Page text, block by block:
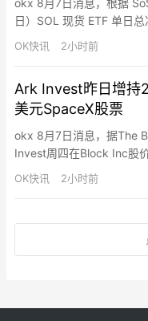
okx 8月7日消息，根据
日）SOL 现货 ETF 单日
Solana Fund ETF(FSOL)
前历史总净流入达 1.95
OK快讯 2小时前
Ark Invest昨日增持
美元SpaceX股票
okx 8月7日消息，据The
Invest周四在Block Inc股
股票，同时买入约230万
6%，此前一日大跌13%。
OK快讯 2小时前